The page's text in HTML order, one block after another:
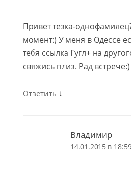
Привет тезка-
момент:) У меня в Одессе
тебя ссылка Гугл+ на
свяжись плиз. Рад встрече:)
Ответить ↓
Владимир
14.01.2015 в 18:59